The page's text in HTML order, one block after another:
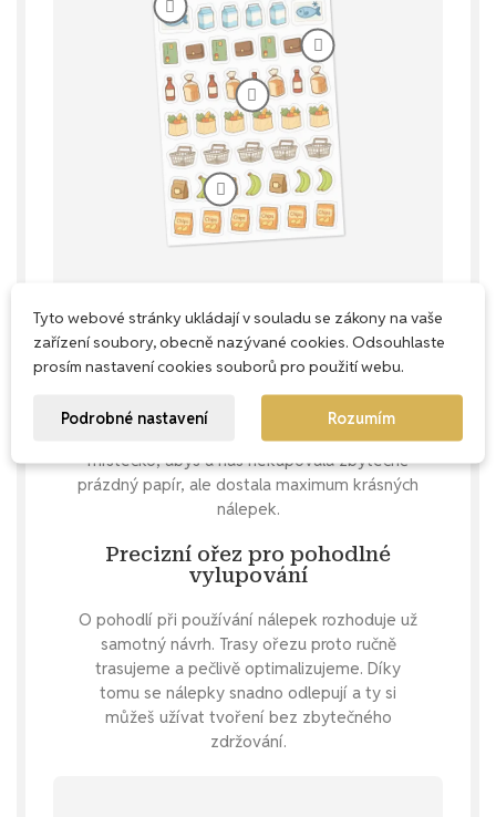
Každý milimetr má smysl
Naše aršíky navrhujeme s důrazem na
praktičnost – snažíme se využít každé
místečko, abys u nás nekupovala zbytečně
prázdný papír, ale dostala maximum krásných
nálepek.
Precizní ořez pro pohodlné
vylupování
O pohodlí při používání nálepek rozhoduje už
samotný návrh. Trasy ořezu proto ručně
trasujeme a pečlivě optimalizujeme. Díky
tomu se nálepky snadno odlepují a ty si
můžeš užívat tvoření bez zbytečného
zdržování.
Tyto webové stránky ukládají v souladu se zákony na vaše
zařízení soubory, obecně nazývané cookies. Odsouhlaste
prosím nastavení cookies souborů pro použití webu.
Podrobné nastavení Rozumím